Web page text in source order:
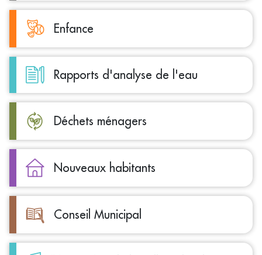
Enfance
Rapports d'analyse de l'eau
Déchets ménagers
Nouveaux habitants
Conseil Municipal